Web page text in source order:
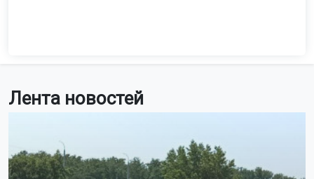
Лента новостей